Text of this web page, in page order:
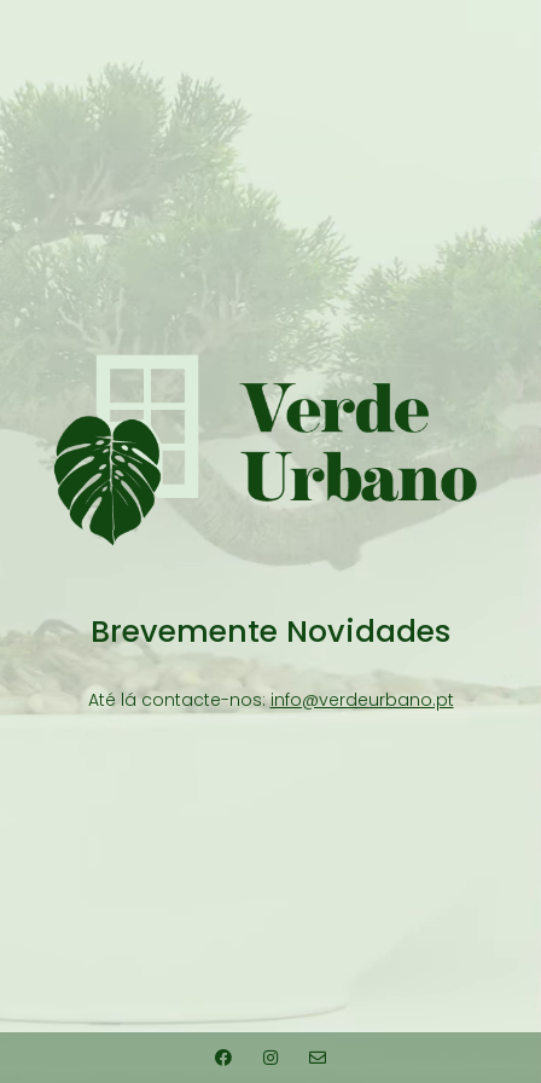
Brevemente Novidades
Até lá contacte-nos:info@verdeurbano.pt